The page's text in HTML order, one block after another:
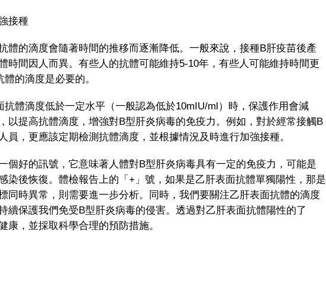
接種
的滴度會隨著時間的推移而逐漸降低。一般來說，接種B肝疫苗後產
時間因人而異。有些人的抗體可能維持5-10年，有些人可能維持時間更
的滴度是必要的。
滴度低於一定水平（一般認為低於10mIU/ml）時，保護作用會減
以提高抗體滴度，增強對B型肝炎病毒的免疫力。例如，對於經常接觸B
員，更應該定期檢測抗體滴度，並根據情況及時進行加強接種。
好的訊號，它意味著人體對B型肝炎病毒具有一定的免疫力，可能是
染後恢復。體檢報告上的「+」號，如果是乙肝表面抗體單獨陽性，那是
同時異常，則需要進一步分析。同時，我們要關注乙肝表面抗體的滴度
續保護我們免受B型肝炎病毒的侵害。透過對乙肝表面抗體陽性的了
康，並採取科學合理的預防措施。